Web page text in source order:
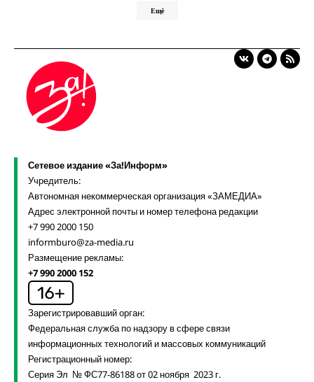
Ещё
Сетевое издание «За!Информ»
Учредитель:
Автономная некоммерческая организация «ЗАМЕДИА»
Адрес электронной почты и номер телефона редакции
+7 990 2000 150
informburo@za-media.ru
Размещение рекламы:
+7 990 2000 152
Зарегистрировавший орган:
Федеральная служба по надзору в сфере связи
информационных технологий и массовых коммуникаций
Регистрационный номер:
Серия Эл № ФС77-86188 от 02 ноября 2023 г.